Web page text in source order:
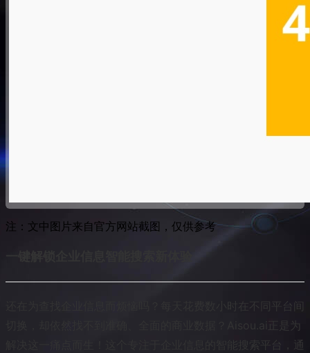
注：文中图片来自官方网站截图，仅供参考
还在为查找企业信息而烦恼吗？每天花费数小时在不同平台间
切换，却依然找不到准确、全面的商业数据？Aisou.ai正是为
解决这一痛点而生！这个专注于企业信息的智能搜索平台，通